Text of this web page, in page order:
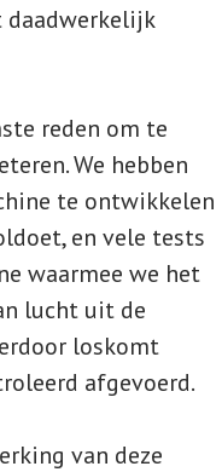
daadwerkelijk
reden om te
We hebben
te ontwikkelen
en vele tests
waarmee we het
lucht uit de
loskomt
afgevoerd.
van deze